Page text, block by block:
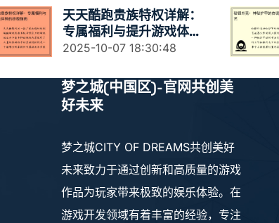
天天酷跑贵族特权详解：
专属福利与提升游戏体验
的终极指南
2025-10-07 18:30:48
梦之城(中国区)-官网共创美
好未来
梦之城CITY OF DREAMS共创美好
未来致力于通过创新和高质量的游戏
作品为玩家带来极致的娱乐体验。在
游戏开发领域有着丰富的经验，专注